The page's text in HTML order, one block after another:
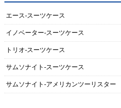
エース-スーツケース
イノベーター-スーツケース
トリオ-スーツケース
サムソナイト-スーツケース
サムソナイト-アメリカンツーリスター